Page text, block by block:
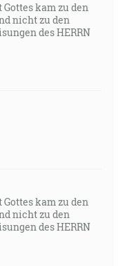
Gottes kam zu den
nicht zu den
des HERRN
Gottes kam zu den
nicht zu den
des HERRN